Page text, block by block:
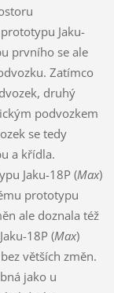
Jaku-
prvního se ale
Zatímco
druhý
podvozkem
se tedy
a křídla.
Jaku-18P (Max)
prototypu
ale doznala též
18P (Max)
větších změn.
jako u